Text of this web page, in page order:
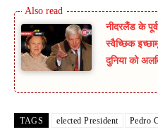
नीदरलैंड के
स्वैच्छिक
दुनिया को
TAGS elected President Pedro